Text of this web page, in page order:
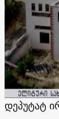
დეპუტატ